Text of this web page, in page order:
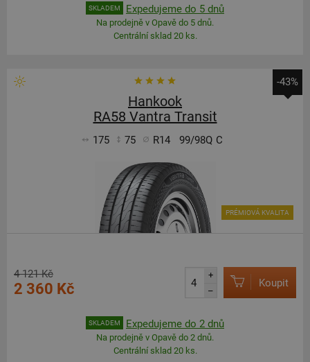
SKLADEM Expedujeme do 5 dnů
Na prodejně v Opavě do 5 dnů.
Centrální sklad 20 ks.
-43%
Hankook
RA58 Vantra Transit
175 75 R14 99/98Q C
PRÉMIOVÁ KVALITA
4 121 Kč
2 360 Kč
+
–
Koupit
SKLADEM Expedujeme do 2 dnů
Na prodejně v Opavě do 2 dnů.
Centrální sklad 20 ks.